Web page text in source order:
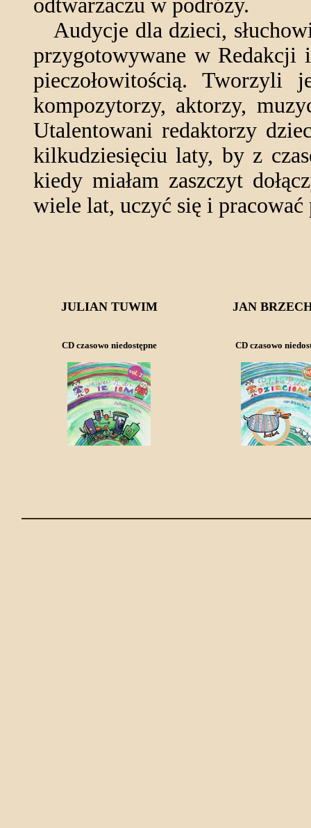
odtwarzaczu w podróży.
Audycje dla dzieci,
przygotowywane w Redakcji
pieczołowitością.
kompozytorzy, aktorzy,
Utalentowani redaktorzy
kilkudziesięciu laty, by z
kiedy miałam zaszczyt
wiele lat, uczyć się i
JULIAN TUWIM
CD czasowo niedostępne
JAN
CD czasowo